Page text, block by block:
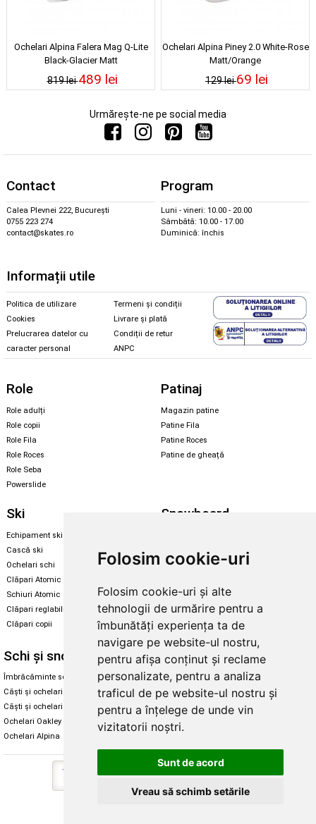
Folosim cookie-uri
Folosim cookie-uri și alte
tehnologii de urmărire pentru a
îmbunătăți experiența ta de
navigare pe website-ul nostru,
pentru afișa conținut și reclame
personalizate, pentru a analiza
traficul de pe website-ul nostru și
pentru a înțelege de unde vin
vizitatorii noștri.
Sunt de acord
Vreau să schimb setările
Ochelari Alpina Falera Mag Q-Lite
Black-Glacier Matt
819 lei489 lei
Ochelari Alpina Piney 2.0 White-Rose
Matt/Orange
129 lei69 lei
Urmărește-ne pe social media
Contact
Calea Plevnei 222, București
0755 223 274
contact@skates.ro
Program
Luni - vineri: 10.00 - 20.00
Sâmbătă: 10.00 - 17.00
Duminică: închis
Informații utile
Politica de utilizare
Cookies
Prelucrarea datelor cu
caracter personal
Termeni și condiții
Livrare și plată
Condiții de retur
ANPC
Role
Role adulți
Role copii
Role Fila
Role Roces
Role Seba
Powerslide
Patinaj
Magazin patine
Patine Fila
Patine Roces
Patine de gheață
Ski
Echipament ski
Cască ski
Ochelari schi
Clăpari Atomic
Schiuri Atomic
Clăpari reglabili
Clăpari copii
Snowboard
Echipament snowboard
Legături Rome SDS
Skate & longboard
Santa Cruz
Enuff Skateboards
Schi și snowboard
Îmbrăcăminte schi și snowboard
Căști și ochelari de iarnă
Căști și ochelari Alpina
Ochelari Oakley
Ochelari Alpina
Diverse
Cum aleg rolele
Cum aleg ochelarii
Ochelari de soare Oakley
Ochelari de soare Alpina
Intretinere manusi